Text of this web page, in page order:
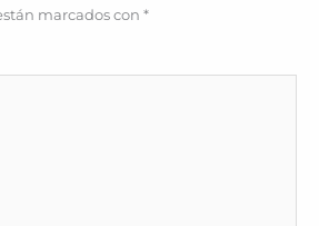
marcados con *